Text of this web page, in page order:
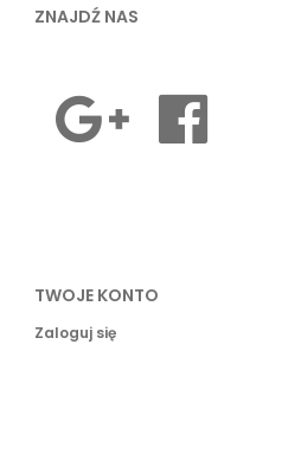
ZNAJDŹ NAS
TWOJE KONTO
Zaloguj się